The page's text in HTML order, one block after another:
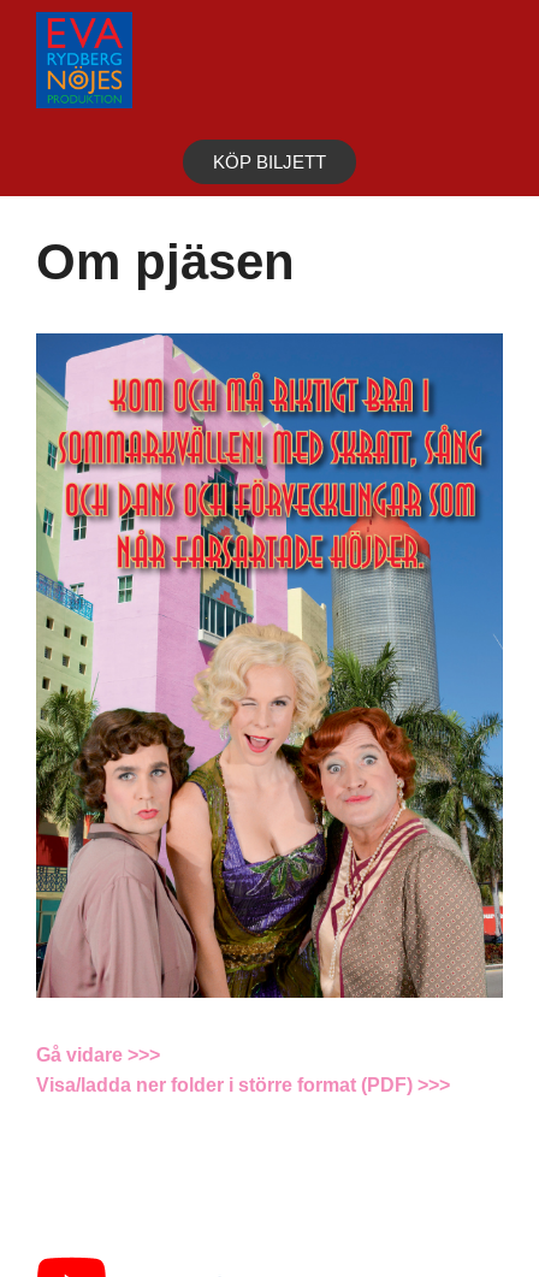
Hoppa
innehåll
KÖP BILJETT
Om pjäsen
Gå vidare >>>
Visa/ladda ner folder i större format (PDF) >>>